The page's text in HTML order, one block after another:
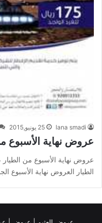
lana smadi 25 يونيو,2015
عروض نهاية الأسبوع
عروض نهاية الأسبوع من
الطيار العروض نهاية الأسبوع